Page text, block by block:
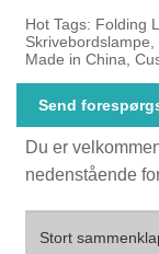
Hot Tags: Folding
Made in China,
Send
Du er
nedenstående